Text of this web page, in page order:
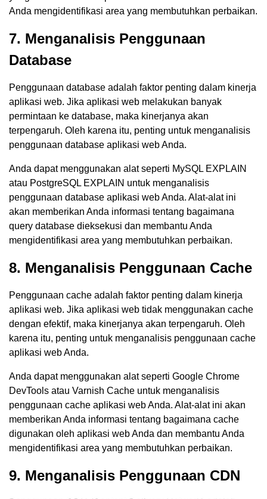
Anda mengidentifikasi area yang membutuhkan perbaikan.
7. Menganalisis Penggunaan
Database
Penggunaan database adalah faktor penting dalam kinerja
aplikasi web. Jika aplikasi web melakukan banyak
permintaan ke database, maka kinerjanya akan
terpengaruh. Oleh karena itu, penting untuk menganalisis
penggunaan database aplikasi web Anda.
Anda dapat menggunakan alat seperti MySQL EXPLAIN
atau PostgreSQL EXPLAIN untuk menganalisis
penggunaan database aplikasi web Anda. Alat-alat ini
akan memberikan Anda informasi tentang bagaimana
query database dieksekusi dan membantu Anda
mengidentifikasi area yang membutuhkan perbaikan.
8. Menganalisis Penggunaan Cache
Penggunaan cache adalah faktor penting dalam kinerja
aplikasi web. Jika aplikasi web tidak menggunakan cache
dengan efektif, maka kinerjanya akan terpengaruh. Oleh
karena itu, penting untuk menganalisis penggunaan cache
aplikasi web Anda.
Anda dapat menggunakan alat seperti Google Chrome
DevTools atau Varnish Cache untuk menganalisis
penggunaan cache aplikasi web Anda. Alat-alat ini akan
memberikan Anda informasi tentang bagaimana cache
digunakan oleh aplikasi web Anda dan membantu Anda
mengidentifikasi area yang membutuhkan perbaikan.
9. Menganalisis Penggunaan CDN